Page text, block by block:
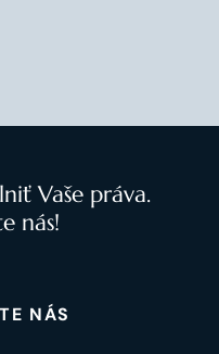
Vaše práva.
nás!
NÁS